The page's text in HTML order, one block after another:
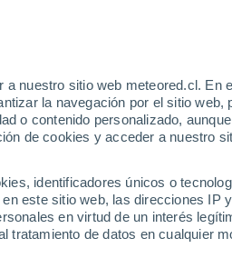
nuestro sitio web meteored.cl. En
la navegación por el sitio web,
o contenido personalizado,
de cookies y acceder a nuestro
identificadores únicos o
este sitio web, las direcciones IP
en virtud de un interés
tratamiento de datos en cualquier
Espesor de nieve en la base
Espesor de nieve en la parte